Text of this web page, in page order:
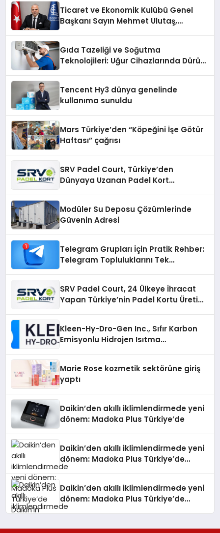
Ticaret ve Ekonomik Kulübü Genel
Başkanı Sayın Mehmet Ulutaş,
Gıda Tazeliği ve Soğutma
Teknolojileri: Uğur Cihazlarında Dürüst
Tencent Hy3 dünya genelinde
kullanıma sunuldu
Mars Türkiye’den “Köpeğini İşe Götür
Haftası” çağrısı
SRV Padel Court, Türkiye’den
Dünyaya Uzanan Padel Kort
Modüler Su Deposu Çözümlerinde
Güvenin Adresi
Telegram Grupları İçin Pratik Rehber:
Telegram Topluluklarını Tek
SRV Padel Court, 24 Ülkeye İhracat
Yapan Türkiye’nin Padel Kortu Üretim
Kleen-Hy-Dro-Gen Inc., Sıfır Karbon
Emisyonlu Hidrojen Isıtma
Marie Rose kozmetik sektörüne giriş
yaptı
Daikin’den akıllı iklimlendirmede yeni
dönem: Madoka Plus Türkiye’de
Daikin’den akıllı iklimlendirmede yeni
dönem: Madoka Plus Türkiye’de
Daikin’in kullanıcı dostu tasarımıyla
teknolojilerle donatılmış son modeli
VRV kontrol ünitesi Madoka Plus
Türkiye’de satışa sunuldu. Tam
Daikin’den akıllı iklimlendirmede yeni
dönem: Madoka Plus Türkiye’de
Daikin’in kullanıcı dostu tasarımıyla